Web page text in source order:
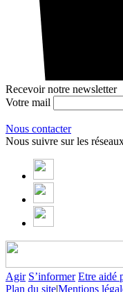
Recevoir notre newsletter
Votre mail
Nous contacter
Nous suivre sur les
Agir S’informer Etre aidé
Plan du site|Mentions